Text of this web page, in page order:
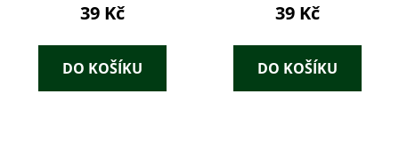
39 Kč
DO KOŠÍKU
39 Kč
DO KOŠÍKU